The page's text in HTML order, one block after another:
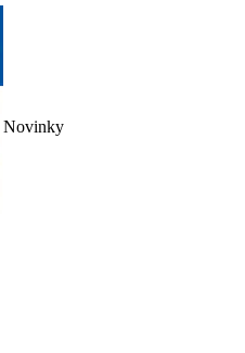
Novinky